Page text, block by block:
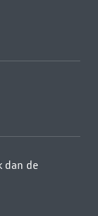
dan de